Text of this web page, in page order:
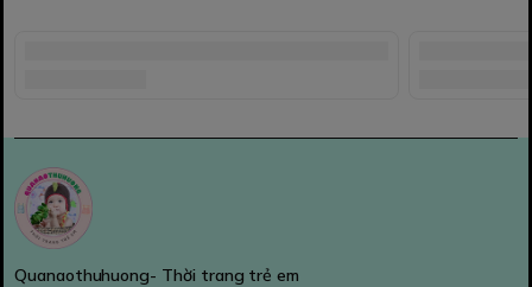
Quanaothuhuong- Thời trang trẻ em